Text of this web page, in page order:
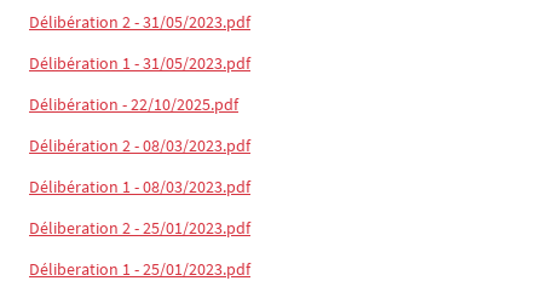
Délibération 2 - 31/05/2023.pdf
Délibération 1 - 31/05/2023.pdf
Délibération - 22/10/2025.pdf
Délibération 2 - 08/03/2023.pdf
Délibération 1 - 08/03/2023.pdf
Déliberation 2 - 25/01/2023.pdf
Déliberation 1 - 25/01/2023.pdf